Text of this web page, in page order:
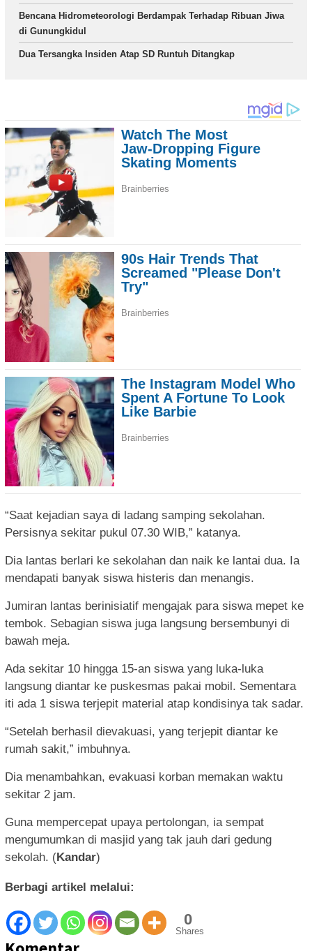
Bencana Hidrometeorologi Berdampak Terhadap Ribuan Jiwa
di Gunungkidul
Dua Tersangka Insiden Atap SD Runtuh Ditangkap
“Saat kejadian saya di ladang samping sekolahan.
Persisnya sekitar pukul 07.30 WIB,” katanya.
Dia lantas berlari ke sekolahan dan naik ke lantai dua. Ia
mendapati banyak siswa histeris dan menangis.
Jumiran lantas berinisiatif mengajak para siswa mepet ke
tembok. Sebagian siswa juga langsung bersembunyi di
bawah meja.
Ada sekitar 10 hingga 15-an siswa yang luka-luka
langsung diantar ke puskesmas pakai mobil. Sementara
iti ada 1 siswa terjepit material atap kondisinya tak sadar.
“Setelah berhasil dievakuasi, yang terjepit diantar ke
rumah sakit,” imbuhnya.
Dia menambahkan, evakuasi korban memakan waktu
sekitar 2 jam.
Guna mempercepat upaya pertolongan, ia sempat
mengumumkan di masjid yang tak jauh dari gedung
sekolah. (Kandar)
Berbagi artikel melalui:
0
Shares